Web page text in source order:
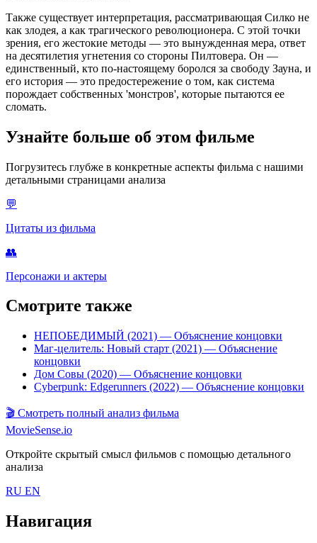
Также существует интерпретация, рассматривающая Силко не
как злодея, а как трагического революционера. С этой точки
зрения, его жестокие методы — это вынужденная мера, ответ
на десятилетия угнетения со стороны Пилтовера. Он —
единственный, кто по-настоящему боролся за свободу Зауна, и
его история — это предостережение о том, как система
порождает собственных 'монстров', которые пытаются ее
сломать.
Узнайте больше об этом фильме
Погрузитесь глубже в конкретные аспекты фильма с нашими
детальными страницами анализа
💬
Цитаты из фильма
👥
Персонажи и актеры
Смотрите также
НЕПОБЕДИМЫЙ (2021) — Объяснение концовки
Маг-целитель: Новый старт (2021) — Объяснение
концовки
Дом Совы (2020) — Объяснение концовки
Cyberpunk: Edgerunners (2022) — Объяснение концовки
🎬 Смотреть полный анализ фильма
MovieSense.io
Откройте скрытый смысл фильмов с помощью детального
анализа
RU EN
Навигация